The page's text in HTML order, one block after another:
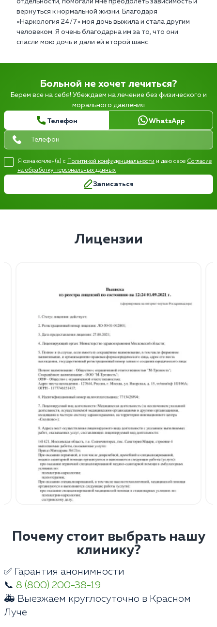
отдельности, помогали мне преодолеть зависимость и
вернуться к нормальной жизни. Благодаря
«Наркология 24/7» моя дочь выжила и стала другим
человеком. Я очень благодарна им за то, что они
спасли мою дочь и дали ей второй шанс.
Больной не хочет лечиться?
Берем все на себя! Убеждаем на лечение без физического и
морального давления
Телефон WhatsApp
Я ознакомлен(а) с Политикой конфиденциальности и даю свое Согласие
на обработку персональных данных
Записаться
Лицензии
Почему стоит выбрать нашу
клинику?
✅ Гарантия анонимности
📞 8 (800) 200-38-19
🚑 Выезжаем круглосуточно в Красном
Луче